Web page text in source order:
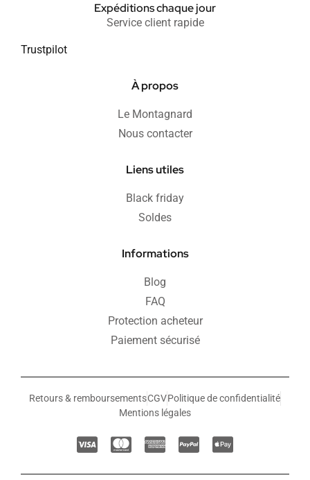
Expéditions chaque jour
Service client rapide
Trustpilot
À propos
Le Montagnard
Nous contacter
Liens utiles
Black friday
Soldes
Informations
Blog
FAQ
Protection acheteur
Paiement sécurisé
Retours & remboursementsCGVPolitique de confidentialité
Mentions légales